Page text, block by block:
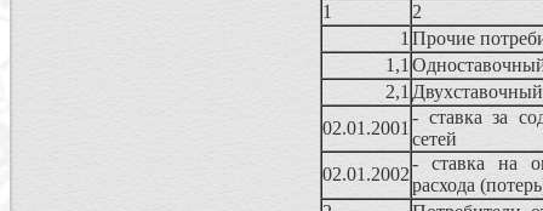
1
2
1 Прочие
1,1
2,1
02.01.2001
- ставка за
сетей
02.01.2002
- ставка на
расхода